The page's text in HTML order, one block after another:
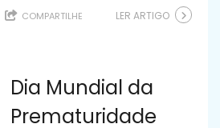
COMPARTILHE LER ARTIGO
Dia Mundial da
Prematuridade